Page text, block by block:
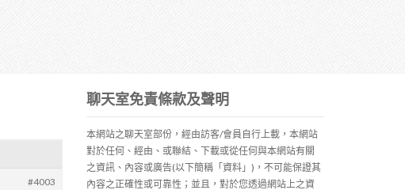
#4003
聊天室免責條款及聲明
本網站之聊天室部份，經由訪客/會員自行上載，本網站
對於任何、經由、或聯結、下載或從任何與本網站有關
之資訊、內容或廣告(以下簡稱「資料」)，不可能保證其
內容之正確性或可靠性；並且，對於您透過網站上之資